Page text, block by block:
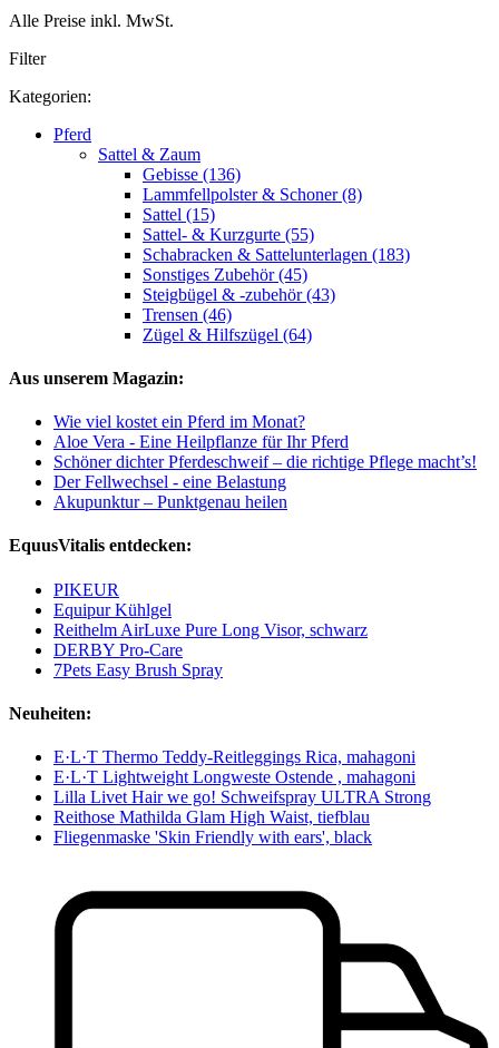
Alle Preise inkl. MwSt.
Filter
Kategorien:
Pferd
Sattel & Zaum
Gebisse (136)
Lammfellpolster & Schoner (8)
Sattel (15)
Sattel- & Kurzgurte (55)
Schabracken & Sattelunterlagen (183)
Sonstiges Zubehör (45)
Steigbügel & -zubehör (43)
Trensen (46)
Zügel & Hilfszügel (64)
Aus unserem Magazin:
Wie viel kostet ein Pferd im Monat?
Aloe Vera - Eine Heilpflanze für Ihr Pferd
Schöner dichter Pferdeschweif – die richtige Pflege macht’s!
Der Fellwechsel - eine Belastung
Akupunktur – Punktgenau heilen
EquusVitalis entdecken:
PIKEUR
Equipur Kühlgel
Reithelm AirLuxe Pure Long Visor, schwarz
DERBY Pro-Care
7Pets Easy Brush Spray
Neuheiten:
E·L·T Thermo Teddy-Reitleggings Rica, mahagoni
E·L·T Lightweight Longweste Ostende , mahagoni
Lilla Livet Hair we go! Schweifspray ULTRA Strong
Reithose Mathilda Glam High Waist, tiefblau
Fliegenmaske 'Skin Friendly with ears', black